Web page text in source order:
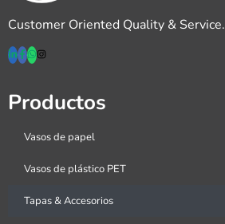
Customer Oriented Quality & Service.
Productos
Vasos de papel
Vasos de plástico PET
Tapas & Accesorios